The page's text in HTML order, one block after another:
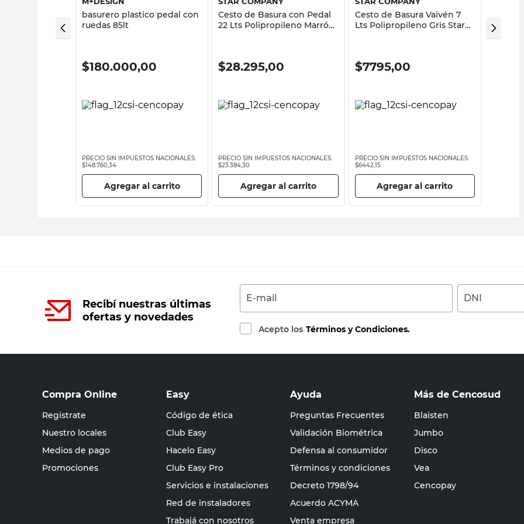
basurero plastico pedal con
ruedas 85lt
$180.000,00
PRECIO SIN IMPUESTOS NACIONALES:
$148.760,34
Agregar al carrito
Cesto de Basura con Pedal
22 Lts Polipropileno Marrón
$28.295,00
PRECIO SIN IMPUESTOS NACIONALES:
$23.384,30
Agregar al carrito
Cesto de Basura Vaivén 7
Lts Polipropileno Gris Star
$7795,00
PRECIO SIN IMPUESTOS NACIONALES:
$6442,15
Agregar al carrito
30 Lts
Garden
Recibí nuestras últimas
ofertas y novedades
E-mail DNI
Acepto los Términos y Condiciones.
Compra Online
Registrate
Nuestro locales
Medios de pago
Promociones
Easy
Código de ética
Club Easy
Hacelo Easy
Club Easy Pro
Servicios e instalaciones
Red de instaladores
Trabajá con nosotros
Ayuda
Preguntas Frecuentes
Validación Biométrica
Defensa al consumidor
Términos y condiciones
Decreto 1798/94
Acuerdo ACYMA
Venta empresa
Más de Cencosud
Blaisten
Jumbo
Disco
Vea
Cencopay